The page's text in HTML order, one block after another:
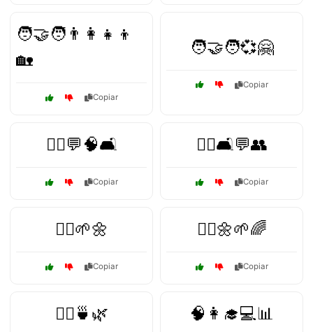
🧑‍🤝‍🧑👨‍👩‍👧‍👦
🏡
Copiar
🧑‍🤝‍🧑💞🤗
Copiar
🧑‍⚕️💬🧠🛋️
Copiar
🧑‍⚕️🛋️💬👥
Copiar
🧘‍♀️🌱🌼
Copiar
🧘‍♀️🌼🌱🌈
Copiar
🧘‍♂️🍵🌿 🧠👩‍🎓💻📊